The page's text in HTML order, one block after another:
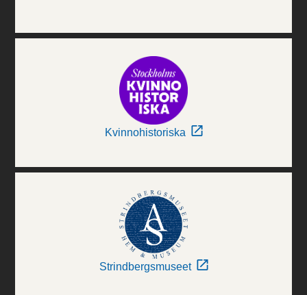
Kvinnohistoriska
Strindbergsmuseet